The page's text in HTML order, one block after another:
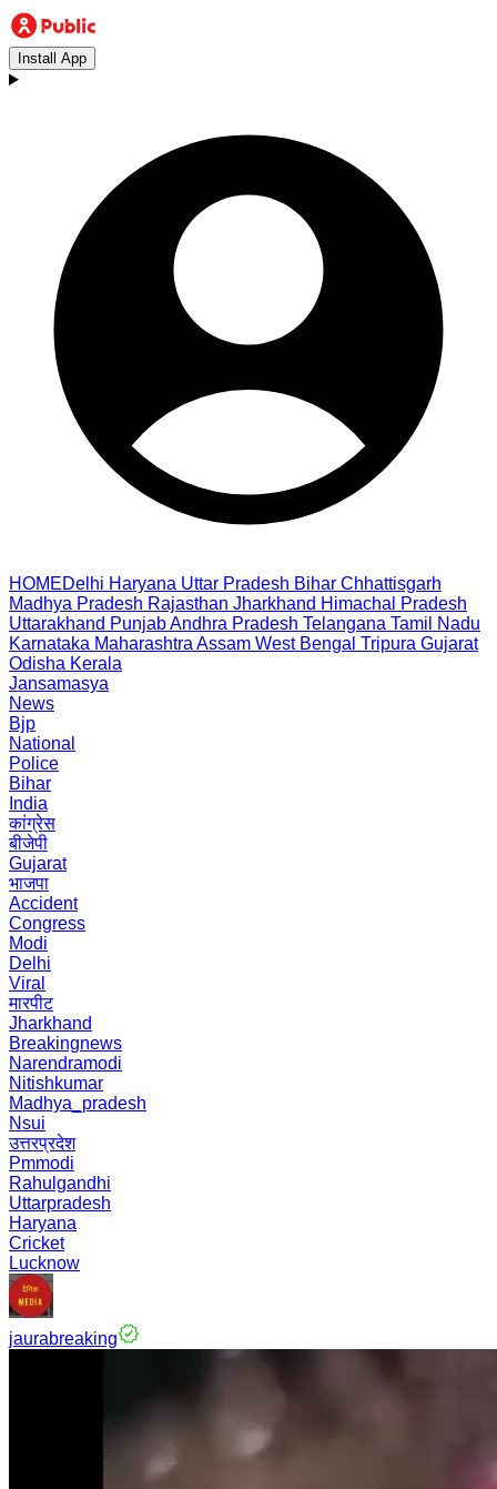
Install App
HOMEDelhi Haryana Uttar Pradesh Bihar Chhattisgarh
Madhya Pradesh Rajasthan Jharkhand Himachal Pradesh
Uttarakhand PunjabAndhra Pradesh Telangana Tamil Nadu
Karnataka Maharashtra Assam West Bengal Tripura Gujarat
Odisha Kerala
Jansamasya
News
Bjp
National
Police
Bihar
India
कांग्रेस
बीजेपी
Gujarat
भाजपा
Accident
Congress
Modi
Delhi
Viral
मारपीट
Jharkhand
Breakingnews
Narendramodi
Nitishkumar
Madhya_pradesh
Nsui
उत्तरप्रदेश
Pmmodi
Rahulgandhi
Uttarpradesh
Haryana
Cricket
Lucknow
jaurabreaking